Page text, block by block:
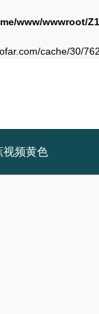
www/wwwroot/
cache/30/
视频黄色